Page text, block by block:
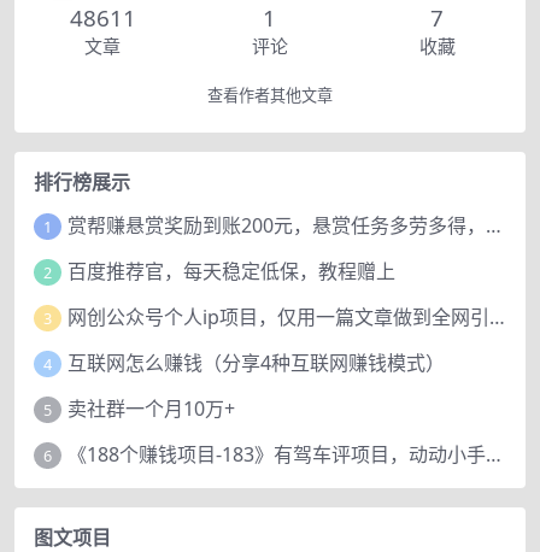
48611
文章
1
评论
7
收藏
查看作者其他文章
排行榜展示
1 赏帮赚悬赏奖励到账200元，悬赏任务多劳多得，人人可做。
2 百度推荐官，每天稳定低保，教程赠上
3 网创公众号个人ip项目，仅用一篇文章做到全网引流！
4 互联网怎么赚钱（分享4种互联网赚钱模式）
5 卖社群一个月10万+
6 《188个赚钱项目-183》有驾车评项目，动动小手，复制粘贴赚44元！
图文项目